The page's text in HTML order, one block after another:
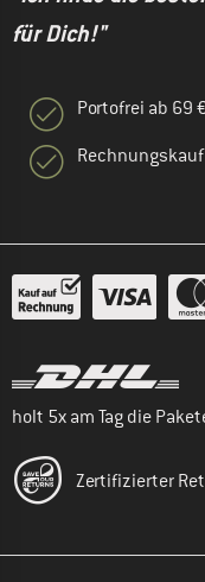
für Dich!"
Portofrei ab 69
Rechnungskauf
holt 5x am Tag die
Zertifizierter